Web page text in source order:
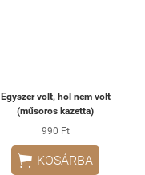
Egyszer volt, hol nem volt
(műsoros kazetta)
990 Ft
 KOSÁRBA